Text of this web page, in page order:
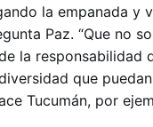
la empanada y
Paz. “Que no
la responsabilidad
que
Tucumán, por